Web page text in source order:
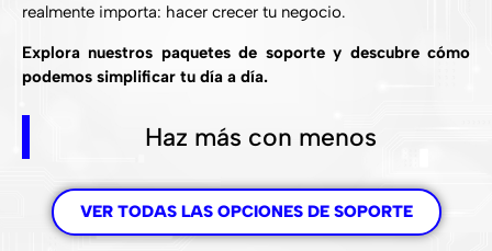
realmente importa: hacer crecer tu negocio.
Explora nuestros paquetes de soporte y descubre cómo
podemos simplificar tu día a día.
Haz más con menos
VER TODAS LAS OPCIONES DE SOPORTE